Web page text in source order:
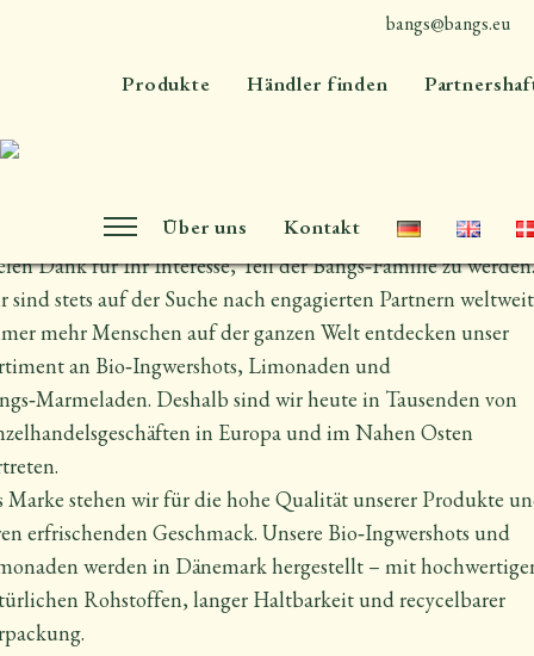
bangs@bangs.eu
Produkte Händler finden
Über uns Kontakt
Wiederverkäufer –
Teil des guten
Dank für Ihr Interesse, Teil der Bangs‑Familie zu werden.
sind stets auf der Suche nach engagierten Partnern
mehr Menschen auf der ganzen Welt entdecken unser
an Bio‑Ingwershots, Limonaden und
Deshalb sind wir heute in Tausenden von
in Europa und im Nahen Osten
Marke stehen wir für die hohe Qualität unserer Produkte
erfrischenden Geschmack. Unsere Bio‑Ingwershots und
werden in Dänemark hergestellt – mit
Rohstoffen, langer Haltbarkeit und recycelbarer